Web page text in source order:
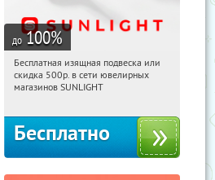
до 100%
17:25:45 Получили:
Россия
Бесплатная изящная подвеска или
скидка 500р. в сети ювелирных
магазинов SUNLIGHT
Бесплатно